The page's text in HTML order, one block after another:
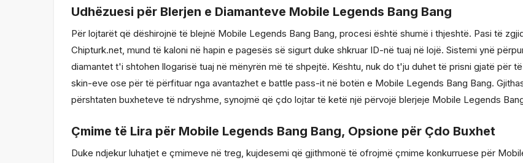
Udhëzuesi për Blerjen e Diamanteve Mobile Legends Bang Bang
Për lojtarët që dëshirojnë të blejnë Mobile Legends Bang Bang, procesi është shumë i thjeshtë. Pasi të
Chipturk.net, mund të kaloni në hapin e pagesës së sigurt duke shkruar ID-në tuaj në lojë. Sistemi ynë
diamantet t'i shtohen llogarisë tuaj në mënyrën më të shpejtë. Kështu, nuk do t'ju duhet të prisni gjatë për
skin-eve ose për të përfituar nga avantazhet e battle pass-it në botën e Mobile Legends Bang Bang.
përshtaten buxheteve të ndryshme, synojmë që çdo lojtar të ketë një përvojë blerjeje Mobile Legends
Çmime të Lira për Mobile Legends Bang Bang, Opsione për Çdo Buxhet
Duke ndjekur luhatjet e çmimeve në treg, kujdesemi që gjithmonë të ofrojmë çmime konkurruese për